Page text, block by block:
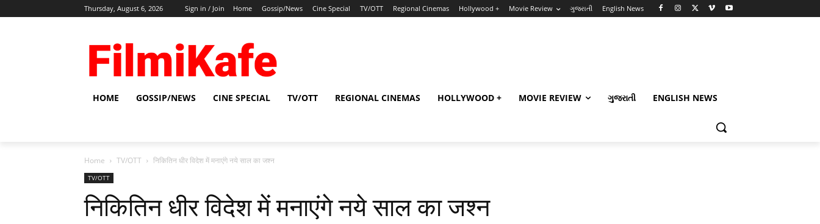
Thursday, August 6, 2026 Sign in / Join Home Gossip/News Cine Special TV/OTT Regional Cinemas Hollywood + Movie Review ગુજરાતી English News
HOME GOSSIP/NEWS CINE SPECIAL TV/OTT REGIONAL CINEMAS HOLLYWOOD + MOVIE REVIEW ગુજરાતી ENGLISH NEWS
Home TV/OTT निकितिन धीर विदेश में मनाएंगे नये साल का जश्‍न
TV/OTT
निकितिन धीर विदेश में मनाएंगे नये साल का जश्‍न